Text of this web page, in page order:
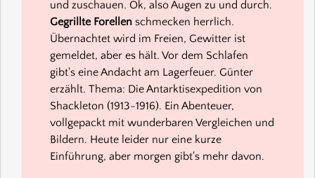
und zuschauen. Ok, also Augen zu und durch.
Gegrillte Forellen schmecken herrlich.
Übernachtet wird im Freien, Gewitter ist
gemeldet, aber es hält. Vor dem Schlafen
gibt's eine Andacht am Lagerfeuer. Günter
erzählt. Thema: Die Antarktisexpedition von
Shackleton (1913-1916). Ein Abenteuer,
vollgepackt mit wunderbaren Vergleichen und
Bildern. Heute leider nur eine kurze
Einführung, aber morgen gibt's mehr davon.